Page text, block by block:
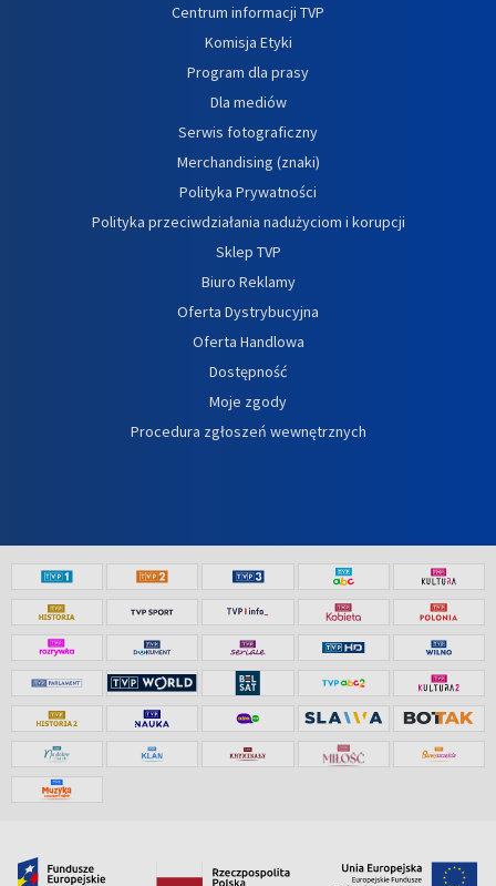
Centrum informacji TVP
Komisja Etyki
Program dla prasy
Dla mediów
Serwis fotograficzny
Merchandising (znaki)
Polityka Prywatności
Polityka przeciwdziałania nadużyciom i korupcji
Sklep TVP
Biuro Reklamy
Oferta Dystrybucyjna
Oferta Handlowa
Dostępność
Moje zgody
Procedura zgłoszeń wewnętrznych